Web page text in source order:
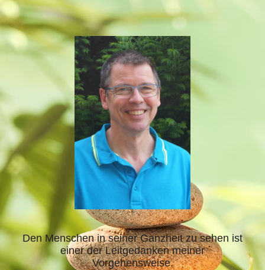
Den Menschen in seiner Ganzheit zu sehen ist
einer der Leitgedanken meiner
Vorgehensweise.